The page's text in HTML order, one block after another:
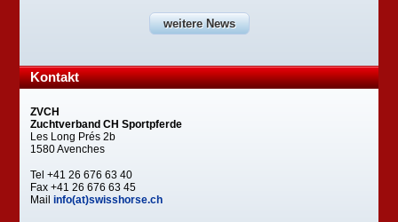
weitere News
Kontakt
ZVCH
Zuchtverband CH Sportpferde
Les Long Prés 2b
1580 Avenches
Tel +41 26 676 63 40
Fax +41 26 676 63 45
Mailinfo(at)swisshorse.ch